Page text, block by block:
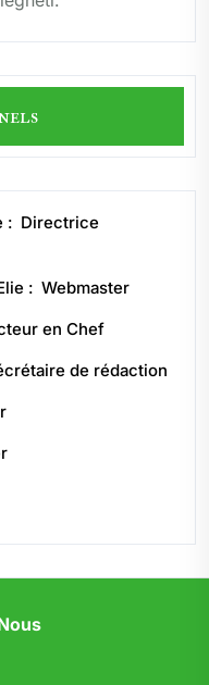
: Directrice
: Webmaster
en Chef
de rédaction